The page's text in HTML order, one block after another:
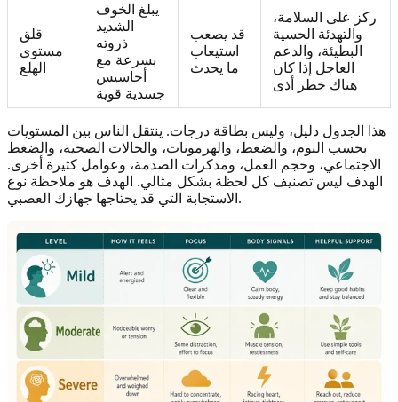
قلق
مستوى
الهلع
يبلغ الخوف
الشديد
ذروته
بسرعة مع
أحاسيس
جسدية قوية
قد يصعب
استيعاب
ما يحدث
ركز على السلامة،
والتهدئة الحسية
البطيئة، والدعم
العاجل إذا كان
هناك خطر أذى
هذا الجدول دليل، وليس بطاقة درجات. ينتقل الناس بين المستويات
بحسب النوم، والضغط، والهرمونات، والحالات الصحية، والضغط
الاجتماعي، وحجم العمل، ومذكرات الصدمة، وعوامل كثيرة أخرى.
الهدف ليس تصنيف كل لحظة بشكل مثالي. الهدف هو ملاحظة نوع
الاستجابة التي قد يحتاجها جهازك العصبي.